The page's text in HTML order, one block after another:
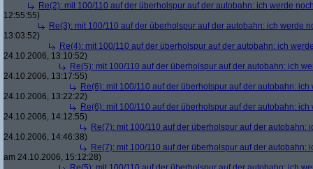
Re(2): mit 100/110 auf der überholspur auf der autobahn: ich werde
12:55:55)
Re(3): mit 100/110 auf der überholspur auf der autobahn: ich werde
13:03:52)
Re(4): mit 100/110 auf der überholspur auf der autobahn: ich
24.10.2006, 13:10:52)
Re(5): mit 100/110 auf der überholspur auf der autobahn: ich
24.10.2006, 13:17:55)
Re(6): mit 100/110 auf der überholspur auf der autobahn:
24.10.2006, 13:22:22)
Re(6): mit 100/110 auf der überholspur auf der autobahn:
24.10.2006, 14:12:55)
Re(7): mit 100/110 auf der überholspur auf der autobahn:
24.10.2006, 14:46:38)
Re(7): mit 100/110 auf der überholspur auf der autobahn:
am 24.10.2006, 15:12:28)